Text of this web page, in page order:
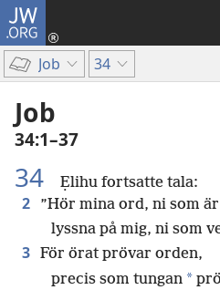
JW.ORG
Job 34
Job
34:1–37
34 Ẹlihu fortsatte tala:
2
”Hör mina ord, ni som är
lyssna på mig, ni som
3 För örat prövar orden,
precis som tungan *